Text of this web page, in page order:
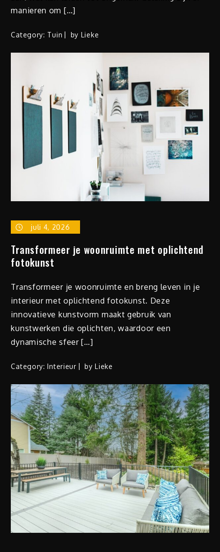
manieren om […]
Category: Tuin by Lieke
juli 4, 2026
Transformeer je woonruimte met oplichtend
fotokunst
Transformeer je woonruimte en breng leven in je
interieur met oplichtend fotokunst. Deze
innovatieve kunstvorm maakt gebruik van
kunstwerken die oplichten, waardoor een
dynamische sfeer […]
Category:Interieur byLieke